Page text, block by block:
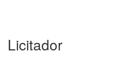
Licitador